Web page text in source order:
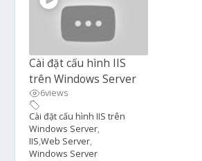
Cài đặt cấu hình IIS
trên Windows Server
6views
Cài đặt cấu hình IIS trên
Windows Server,
IIS,Web Server,
Windows Server